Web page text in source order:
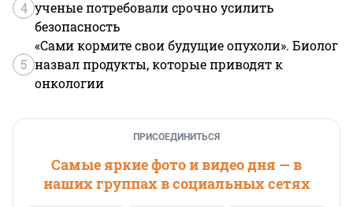
4 ученые потребовали срочно усилить
безопасность
5
«Сами кормите свои будущие опухоли». Биолог
назвал продукты, которые приводят к
онкологии
ПРИСОЕДИНИТЬСЯ
Самые яркие фото и видео дня — в
наших группах в социальных сетях